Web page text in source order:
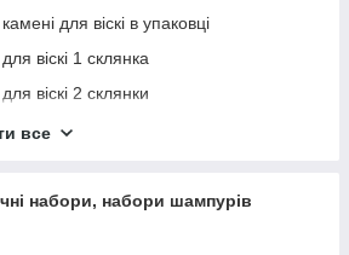
для віскі в упаковці
віскі 1 склянка
віскі 2 склянки
віскі 2 склянки з секцією для пляшки
віскі 4 склянки + графин
все
набори, набори шампурів